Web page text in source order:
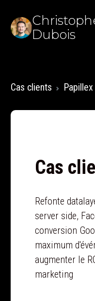
Dubois
Cas clients Papillex
Cas
Refonte
server side,
conversion
maximum
augmenter le
marketing